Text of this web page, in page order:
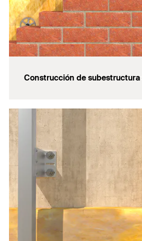
Construcción de